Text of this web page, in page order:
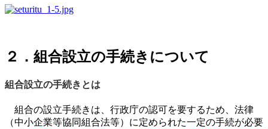
２．組合設立の手続きについて
組合設立の手続きとは
組合の設立手続きは、行政庁の認可を要するため、法律
（中小企業等協同組合法等）に定められた一定の手続が必要